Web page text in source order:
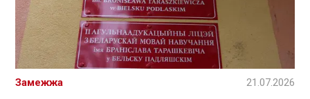
Замежжа 21.07.2026